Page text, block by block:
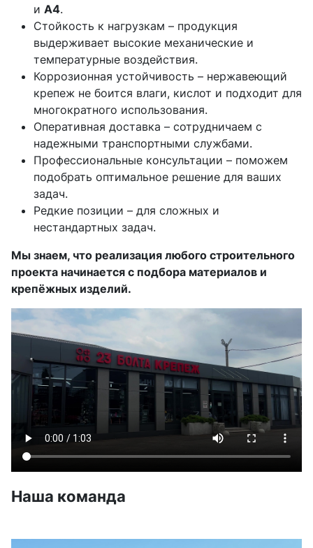
и А4.
Стойкость к нагрузкам – продукция
выдерживает высокие механические и
температурные воздействия.
Коррозионная устойчивость – нержавеющий
крепеж не боится влаги, кислот и подходит для
многократного использования.
Оперативная доставка – сотрудничаем с
надежными транспортными службами.
Профессиональные консультации – поможем
подобрать оптимальное решение для ваших
задач.
Редкие позиции – для сложных и
нестандартных задач.
Мы знаем, что реализация любого строительного
проекта начинается с подбора материалов и
крепёжных изделий.
Наша команда